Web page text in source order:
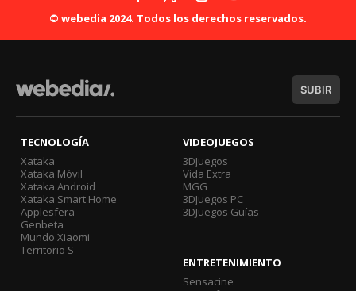
© webedia 2024. Todos los derechos reservados.
SUBIR
TECNOLOGÍA
Xataka
Xataka Móvil
Xataka Android
Xataka Smart Home
Applesfera
Genbeta
Mundo Xiaomi
Territorio S
VIDEOJUEGOS
3DJuegos
Vida Extra
MGG
3DJuegos PC
3DJuegos Guías
ENTRETENIMIENTO
Sensacine